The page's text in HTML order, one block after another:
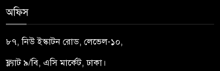
অফিস
৮৭, নিউ ইস্কাটন রোড, লেভেল-১০,
ফ্ল্যাট ৯/বি, এসি মার্কেট, ঢাকা।